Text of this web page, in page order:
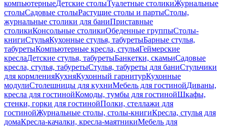
компьютерныеДетские столыТуалетные столикиЖурнальные
столыСадовые столыРастущие столы и партыСтолы,
журнальные столики для баниПриставные
столикиКонсольные столикиОбеденные группыСтолы-
книгиСтульяКухонные стулья, табуретыБарные стулья,
табуретыКомпьютерные кресла, стульяГеймерские
креслаДетские стулья, табуретыБанкетки, скамьиСадовые
кресла, стулья, табуретыСтулья, табуреты для баниСтульчики
для кормленияКухняКухонный гарнитурКухонные
модулиСтолешницы для кухниМебель для гостинойДиваны,
кресла для гостинойКомоды, тумбы для гостинойШкафы,
стенки, горки для гостинойПолки, стеллажи для
гостинойЖурнальные столы, столы-книгиКресла, стулья для
домаКресла-качалки, кресла-маятникиМебель для